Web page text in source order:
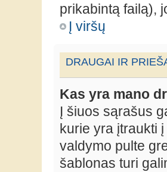
prikabintą failą),
Į viršų
DRAUGAI IR
Kas yra mano
Į šiuos sąrašus
kurie yra įtraukti
valdymo pulte
šablonas turi